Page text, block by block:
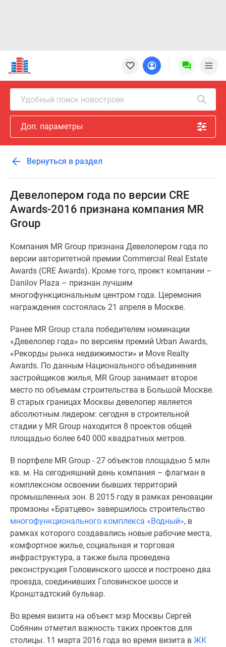
Новостройки
Квартиры
Ипотека
Новостройки
Москвы
Новостройки
Подмосковья
Новостройки
Москвы
Готовые
новостройки
Новостройки
карте
предложения
Коммерческие
помещения
Продавцы
застройщики
новостроек
Видеообзор
новостроек
Экспертиза
новостроек
Экология
Москвы
Подмосковья
Студии
комнатные
комнатные
Квартиры
Ипотечный
калькулятор
Семейная
ипотека
Военная
ипотека
Банки
Удобный поиск новостроек
Доп. параметры
Вернуться в раздел
Девелопером года по версии CRE
Awards-2016 признана компания MR
Group
Компания MR Group признана Девелопером года по
версии авторитетной премии Commercial Real Estate
Awards (CRE Awards). Кроме того, проект компании –
Danilov Plaza – признан лучшим
многофункциональным центром года. Церемония
награждения состоялась 21 апреля в Москве.
Ранее MR Group стала победителем номинации
«Девелопер года» по версиям премий Urban Awards,
«Рекорды рынка недвижимости» и Move Realty
Awards. По данным Национального объединения
застройщиков жилья, MR Group занимает второе
место по объемам строительства в Большой Москве.
В старых границах Москвы девелопер является
абсолютным лидером: сегодня в строительной
стадии у MR Group находится 8 проектов общей
площадью более 640 000 квадратных метров.
В портфеле MR Group - 27 объектов площадью 5 млн
кв. м. На сегодняшний день компания – флагман в
комплексном освоении бывших территорий
промышленных зон. В 2015 году в рамках реновации
промзоны «Братцево» завершилось строительство
многофункционального комплекса «Водный», в
рамках которого создавались новые рабочие места,
комфортное жилье, социальная и торговая
инфраструктура, а также была проведена
реконструкция Головинского шоссе и построено два
проезда, соединивших Головинское шоссе и
Кронштадтский бульвар.
Во время визита на объект мэр Москвы Сергей
Собянин отметил важность таких проектов для
столицы. 11 марта 2016 года во время визита в ЖК